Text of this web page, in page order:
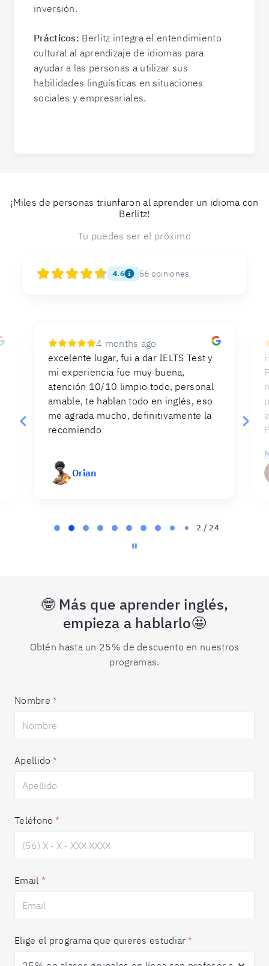
inversión.
Prácticos: Berlitz integra el entendimiento
cultural al aprendizaje de idiomas para
ayudar a las personas a utilizar sus
habilidades lingüísticas en situaciones
sociales y empresariales.
¡Miles de personas triunfaron al aprender un idioma con
Berlitz!
Tu puedes ser el próximo
4.6 56 opiniones
4 months ago
excelente lugar, fui a dar IELTS Test y
mi experiencia fue muy buena,
atención 10/10 limpio todo, personal
amable, te hablan todo en inglés, eso
me agrada mucho, definitivamente la
recomiendo
Orian
2 / 24
🤓 Más que aprender inglés,
empieza a hablarlo🤩
Obtén hasta un 25% de descuento en nuestros
programas.
Nombre *
Apellido *
Teléfono *
Email *
Elige el programa que quieres estudiar *